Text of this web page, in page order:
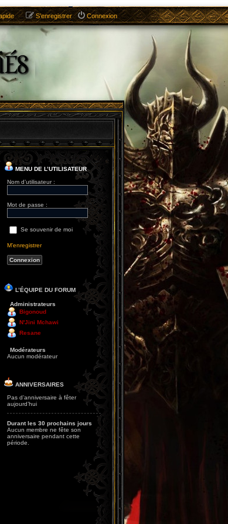
Connexion
S’enregistrer
MENU DE L’UTILISATEUR
Nom d’utilisateur :
Mot de passe :
Se souvenir de moi
M’enregistrer
L’ÉQUIPE DU FORUM
Administrateurs
Bigonoud
N'Jini Mchawi
Resane
Modérateurs
Aucun modérateur
ANNIVERSAIRES
Pas d’anniversaire à fêter
aujourd’hui
Durant les 30 prochains jours
Aucun membre ne fête son
anniversaire pendant cette
période.